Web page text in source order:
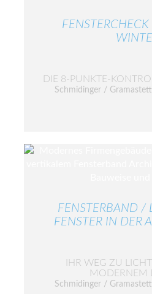
DIE 8-PUNKTE-
Schmidinger /
FENSTERBAND /
FENSTER IN DER
IHR WEG ZU
MODERNEM
Schmidinger /